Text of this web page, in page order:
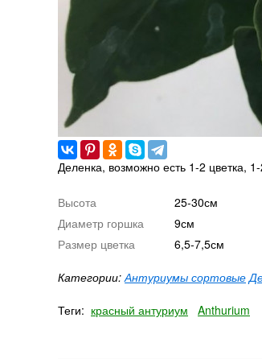
Деленка, возможно есть 1-2 цветка, 1-
Высота
25-30см
Диаметр горшка
9см
Размер цветка
6,5-7,5см
Категории:Антуриумы сортовые
Теги: красный антуриум Anthurium